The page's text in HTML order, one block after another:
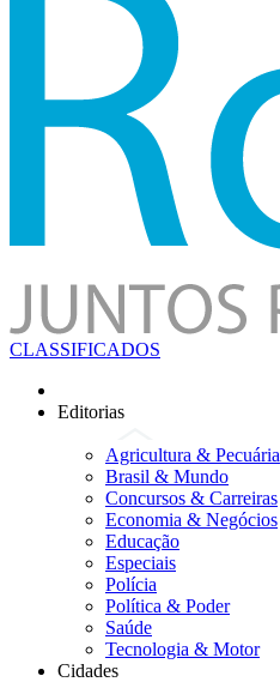
CLASSIFICADOS
Editorias
Agricultura & Pecuária
Brasil & Mundo
Concursos & Carreiras
Economia & Negócios
Educação
Especiais
Polícia
Política & Poder
Saúde
Tecnologia & Motor
Cidades